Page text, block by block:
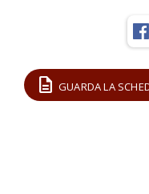
description GUARDA LA